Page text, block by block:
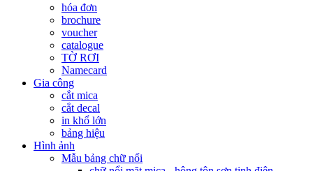
hóa đơn
brochure
voucher
catalogue
TỜ RƠI
Namecard
Gia công
cắt mica
cắt decal
in khổ lớn
bảng hiệu
Hình ảnh
Mẫu bảng chữ nổi